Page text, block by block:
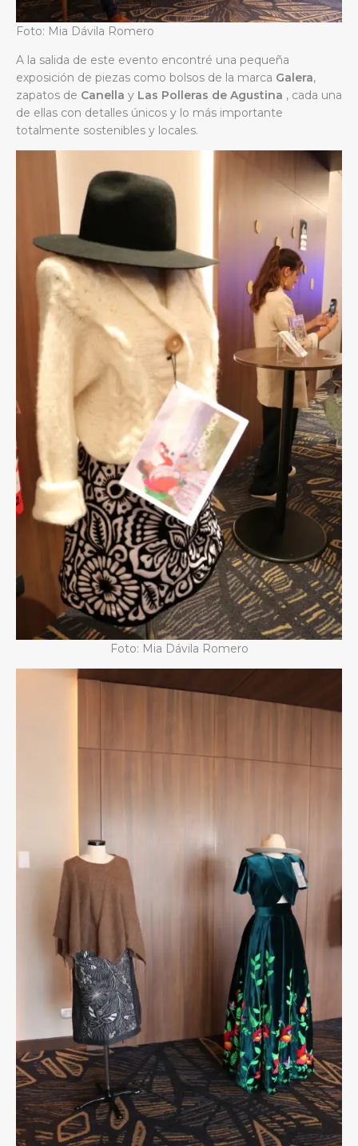
Foto: Mia Dávila Romero
A la salida de este evento encontré una pequeña
exposición de piezas como bolsos de la marca Galera,
zapatos de Canella y Las Polleras de Agustina , cada una
de ellas con detalles únicos y lo más importante
totalmente sostenibles y locales.
Foto: Mia Dávila Romero